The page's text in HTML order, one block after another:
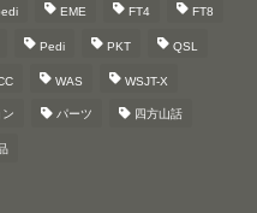
EME FT4 FT8
Pedi PKT QSL
WAS WSJT-X
パーツ 四方山話